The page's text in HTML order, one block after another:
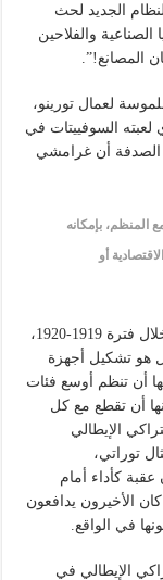
الجديد لحث
الصناعية والفلاحين
المصانع!”.
لعمال تورينو،
لعبته السوفييتات في
الصدفة أن غرامشي
المنظم، بإمكانه
أو
ومثله مثل لينين كان عند غرامشي هدفان اثنان، خلال فترة 1919-1920،
هو تشكيل أجهزة
أن تنظم أوسع فئات
أن تقطع مع كل
الإيطالي
توراتي،
كأداء أمام
الأخيرون يدافعون
في الواقع.
الإيطالي في